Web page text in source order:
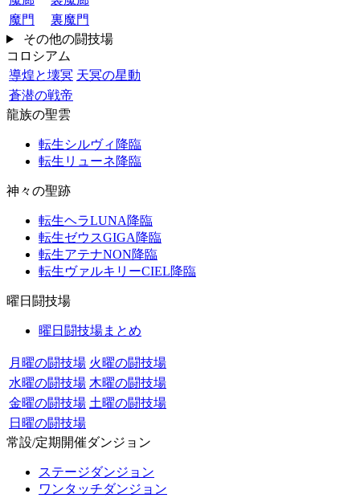
魔門
裏魔門
その他の闘技場
コロシアム
導煌と壊冥 天冥の星動
蒼潜の戦帝
龍族の聖雲
転生シルヴィ降臨
転生リューネ降臨
神々の聖跡
転生ヘラLUNA降臨
転生ゼウスGIGA降臨
転生アテナNON降臨
転生ヴァルキリーCIEL降臨
曜日闘技場
曜日闘技場まとめ
月曜の闘技場 火曜の闘技場
水曜の闘技場 木曜の闘技場
金曜の闘技場 土曜の闘技場
日曜の闘技場
常設/定期開催ダンジョン
ステージダンジョン
ワンタッチダンジョン